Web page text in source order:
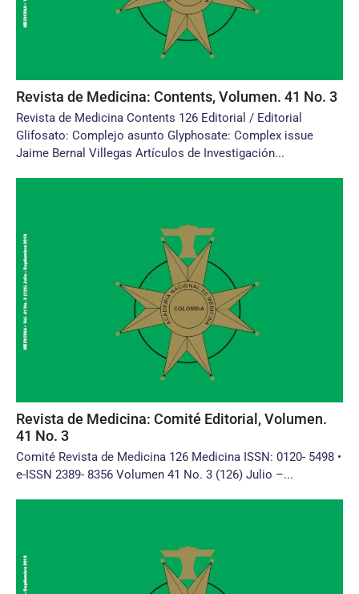
Revista de Medicina: Contents, Volumen. 41 No. 3
Revista de Medicina Contents 126 Editorial / Editorial
Glifosato: Complejo asunto Glyphosate: Complex issue
Jaime Bernal Villegas Artículos de Investigación...
Revista de Medicina: Comité Editorial, Volumen.
41 No. 3
Comité Revista de Medicina 126 Medicina ISSN: 0120- 5498 •
e-ISSN 2389- 8356 Volumen 41 No. 3 (126) Julio –...